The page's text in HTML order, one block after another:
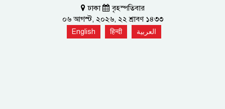
ঢাকা
বৃহস্পতিবার
০৬ আগস্ট, ২০২৬, ২২ শ্রাবণ ১৪৩৩
English हिन्दी العربية